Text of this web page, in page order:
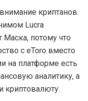
криптанов.
Lucra
Маска, потому что
с eToro вместо
на платформе есть
аналитику, а
криптовалюту.